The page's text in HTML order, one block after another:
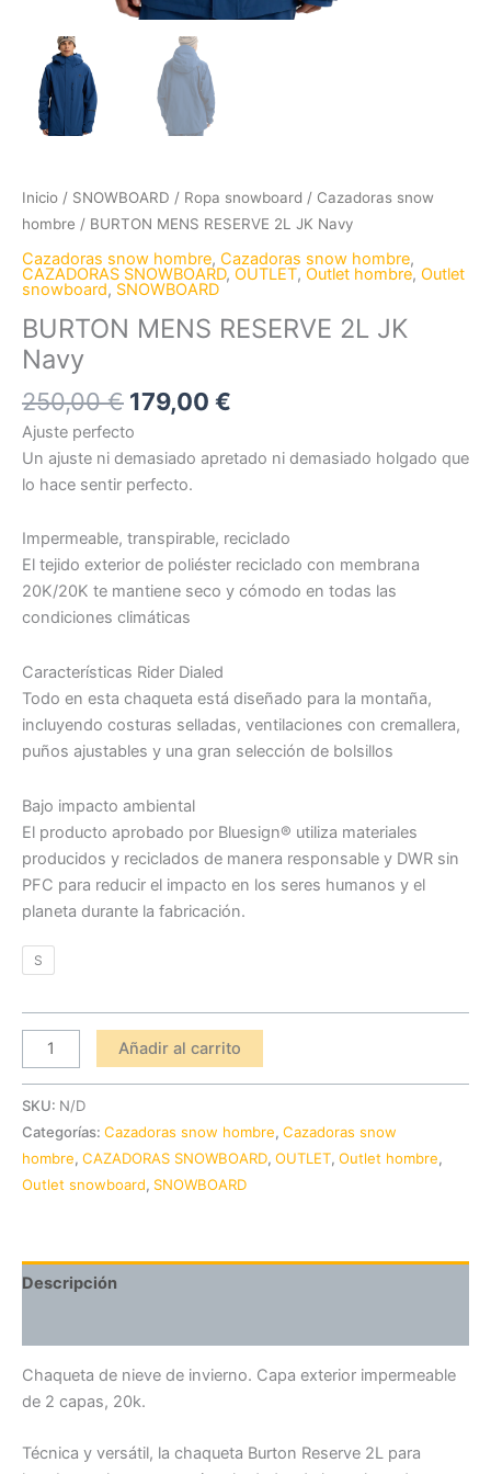
Inicio / SNOWBOARD / Ropa snowboard / Cazadoras snow
hombre / BURTON MENS RESERVE 2L JK Navy
Cazadoras snow hombre, Cazadoras snow hombre,
CAZADORAS SNOWBOARD, OUTLET, Outlet hombre, Outlet
snowboard, SNOWBOARD
BURTON MENS RESERVE 2L JK
Navy
250,00€ 179,00 €
Ajuste perfecto
Un ajuste ni demasiado apretado ni demasiado holgado que
lo hace sentir perfecto.
Impermeable, transpirable, reciclado
El tejido exterior de poliéster reciclado con membrana
20K/20K te mantiene seco y cómodo en todas las
condiciones climáticas
Características Rider Dialed
Todo en esta chaqueta está diseñado para la montaña,
incluyendo costuras selladas, ventilaciones con cremallera,
puños ajustables y una gran selección de bolsillos
Bajo impacto ambiental
El producto aprobado por Bluesign® utiliza materiales
producidos y reciclados de manera responsable y DWR sin
PFC para reducir el impacto en los seres humanos y el
planeta durante la fabricación.
S
Añadir al carrito
SKU: N/D
Categorías: Cazadoras snow hombre, Cazadoras snow
hombre, CAZADORAS SNOWBOARD, OUTLET, Outlet hombre,
Outlet snowboard, SNOWBOARD
Descripción
Chaqueta de nieve de invierno. Capa exterior impermeable
de 2 capas, 20k.
Técnica y versátil, la chaqueta Burton Reserve 2L para